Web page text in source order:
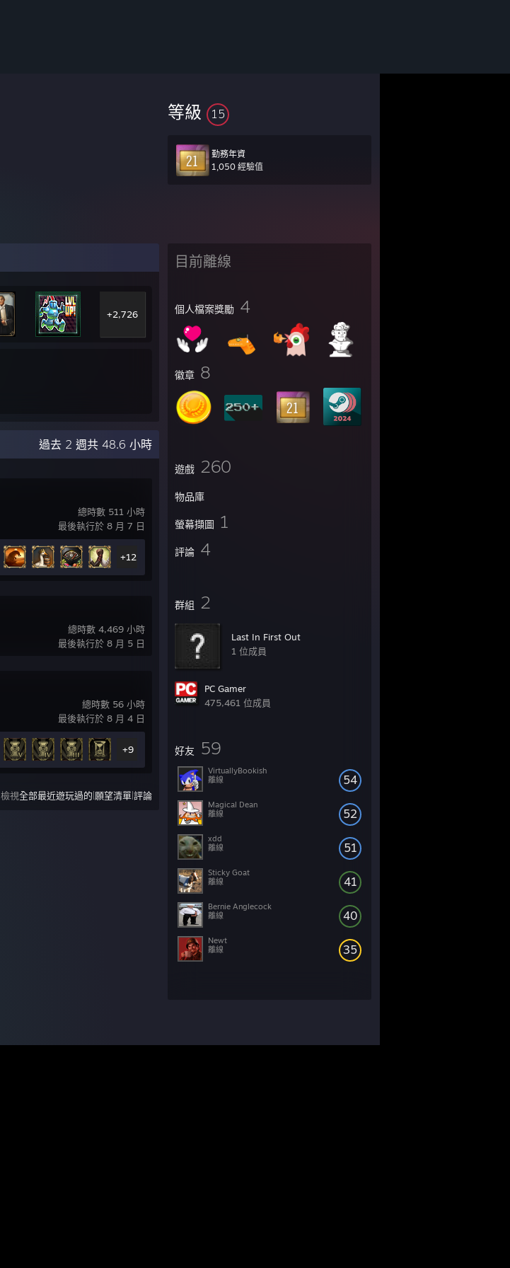
等級 15
勤務年資
1,050 經驗值
目前離線
個人檔案獎勵 4
徽章 8
遊戲 260
物品庫
螢幕擷圖 1
評論 4
群組 2
Last In First Out
1 位成員
PC Gamer
475,461 位成員
好友 59
54
VirtuallyBookish
離線
52
Magical Dean
離線
51
xdd
離線
41
Sticky Goat
離線
40
Bernie Anglecock
離線
35
Newt
離線
+2,726
過去 2 週共 48.6 小時
總時數 511 小時
最後執行於 8 月 7 日
+12
總時數 4,469 小時
最後執行於 8 月 5 日
總時數 56 小時
最後執行於 8 月 4 日
+9
檢視全部最近遊玩過的|願望清單|評論